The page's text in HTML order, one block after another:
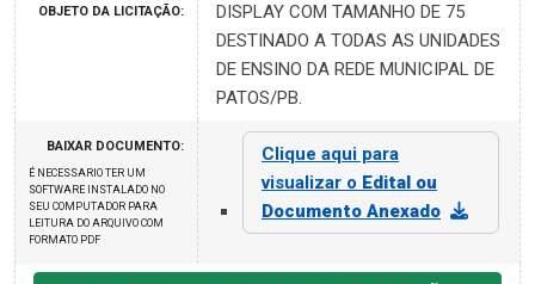
OBJETO DA LICITAÇÃO:
DISPLAY COM TAMANHO DE 75
DESTINADO A TODAS AS UNIDADES
DE ENSINO DA REDE MUNICIPAL DE
PATOS/PB.
BAIXAR DOCUMENTO:
É NECESSARIO TER UM
SOFTWARE INSTALADO NO
SEU COMPUTADOR PARA
LEITURA DO ARQUIVO COM
FORMATO PDF
Clique aqui para
visualizar o Edital ou
Documento Anexado